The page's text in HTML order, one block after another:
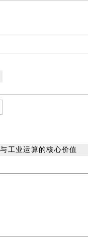
工业运算的核心价值